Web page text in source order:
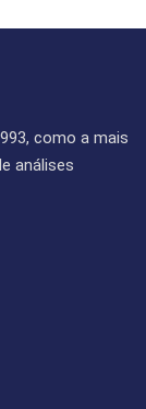
como a mais
análises